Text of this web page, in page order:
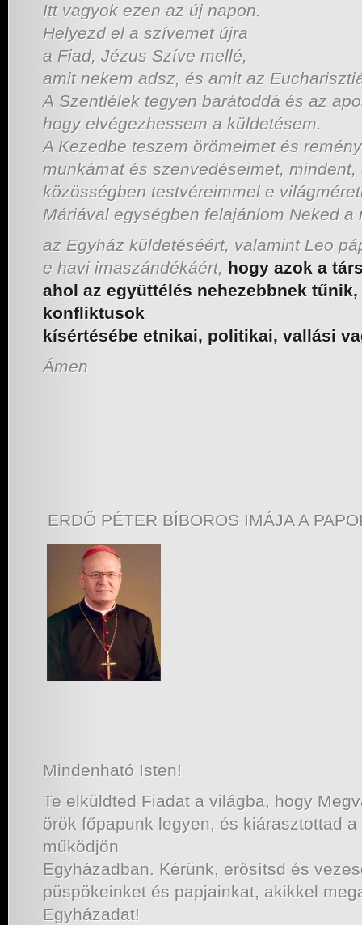
Itt vagyok ezen az új napon.
Helyezd el a szívemet újra
a Fiad, Jézus Szíve mellé,
amit nekem adsz, és amit az
A Szentlélek tegyen barátoddá és az
hogy elvégezhessem a küldetésem.
A Kezedbe teszem örömeimet és
munkámat és szenvedéseimet,
közösségben testvéreimmel e
Máriával egységben felajánlom Neked a
az Egyház küldetéséért, valamint Leo
e havi imaszándékáért, hogy azok a
ahol az együttélés nehezebbnek
konfliktusok
kísértésébe etnikai, politikai, vallási
Ámen
ERDŐ PÉTER BÍBOROS IMÁJA A
Mindenható Isten!
Te elküldted Fiadat a világba, hogy
örök főpapunk legyen, és kiárasztottad
működjön
Egyházadban. Kérünk, erősítsd és
püspökeinket és papjainkat, akikkel
Egyházadat!